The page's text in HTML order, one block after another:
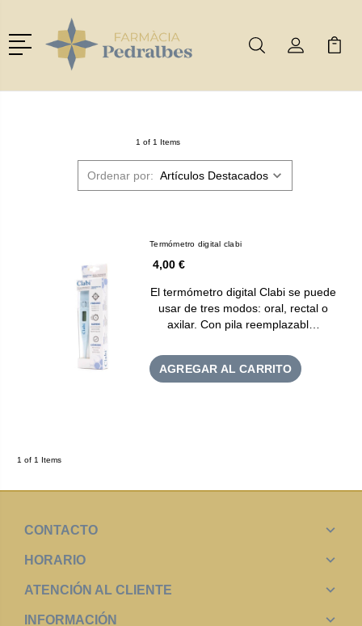
Menú
BuscarMi Cuenta
Mi
1 of 1 Items
Ordenar por:
Termómetro digital clabi
4,00 €
El termómetro digital Clabi se puede
usar de tres modos: oral, rectal o
axilar. Con pila reemplazabl…
AGREGAR AL CARRITO
1 of 1 Items
CONTACTO
HORARIO
ATENCIÓN AL CLIENTE
INFORMACIÓN